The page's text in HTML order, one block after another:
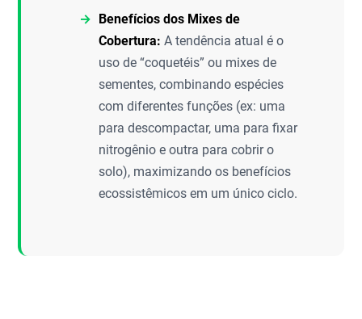
Benefícios dos Mixes de
Cobertura: A tendência atual é o
uso de “coquetéis” ou mixes de
sementes, combinando espécies
com diferentes funções (ex: uma
para descompactar, uma para fixar
nitrogênio e outra para cobrir o
solo), maximizando os benefícios
ecossistêmicos em um único ciclo.